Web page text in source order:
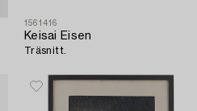
1561416
Keisai Eisen
Träsnitt.